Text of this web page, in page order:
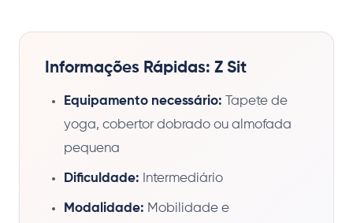
Informações Rápidas: Z Sit
Equipamento necessário: Tapete de
yoga, cobertor dobrado ou almofada
pequena
Dificuldade: Intermediário
Modalidade: Mobilidade e